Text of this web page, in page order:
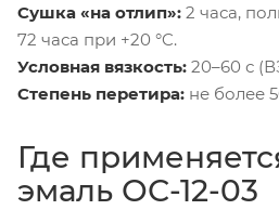
Сушка «на отлип»: 2 часа,
72 часа при +20 °C.
Условная вязкость: 20–60 с
Степень перетира: не более
Где
эмаль ОС-12-03